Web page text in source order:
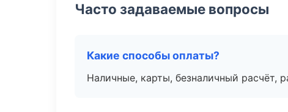
Часто задаваемые вопросы
Какие способы оплаты?
Наличные, карты, безналичный расчёт,